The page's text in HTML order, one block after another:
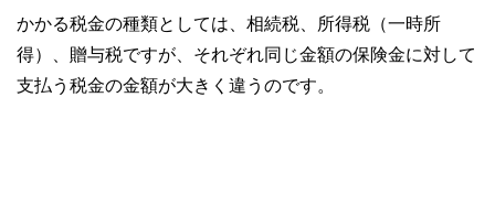
かかる税金の種類としては、相続税、所得税（一時所
得）、贈与税ですが、それぞれ同じ金額の保険金に対して
支払う税金の金額が大きく違うのです。